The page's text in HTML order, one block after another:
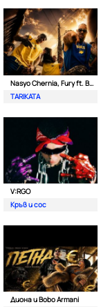
Nasyo Chernia, Fury ft. Bobo Armani
TARIKATA
V:RGO
Кръв и сос
Диона и Bobo Armani